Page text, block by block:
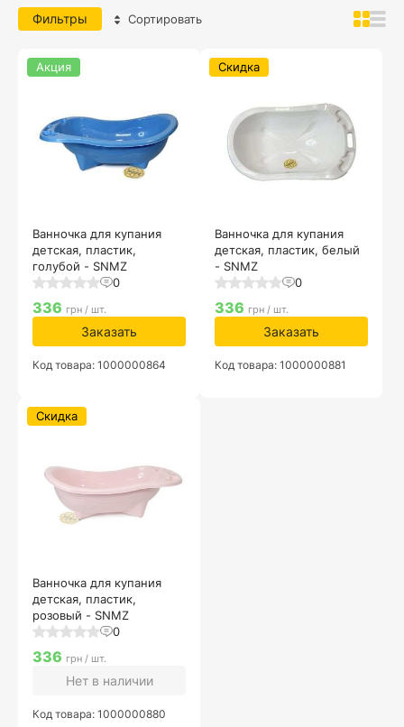
Фильтры Сортировать
Ванночка для купания
детская, пластик,
голубой - SNMZ
0
Акция
336 грн / шт.
Заказать
Код товара: 1000000864
Ванночка для купания
детская, пластик, белый
- SNMZ
0
Скидка
336 грн / шт.
Заказать
Код товара: 1000000881
Ванночка для купания
детская, пластик,
розовый - SNMZ
0
Скидка
336 грн / шт.
Нет в наличии
Код товара: 1000000880